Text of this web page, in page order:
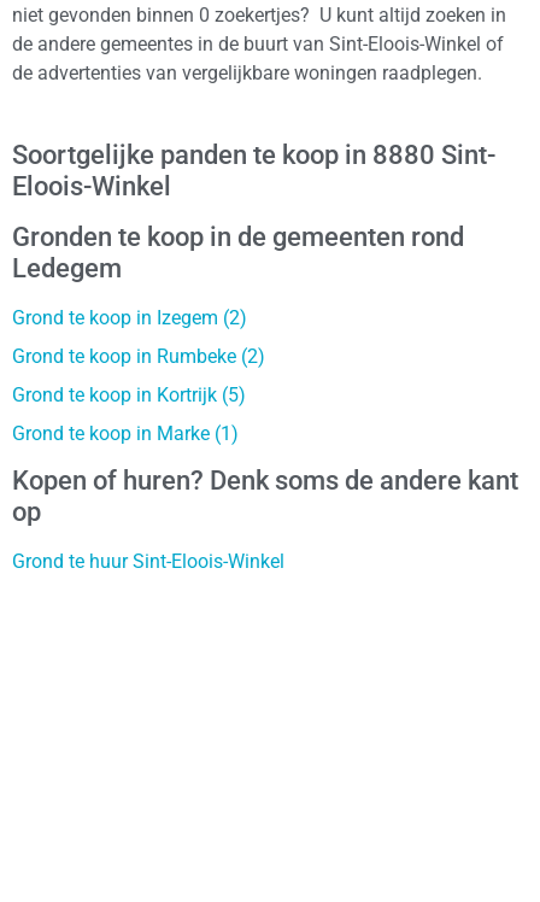
niet gevonden binnen 0 zoekertjes? U kunt altijd zoeken in
de andere gemeentes in de buurt van Sint-Eloois-Winkel of
de advertenties van vergelijkbare woningen raadplegen.
Soortgelijke panden te koop in 8880 Sint-
Eloois-Winkel
Gronden te koop in de gemeenten rond
Ledegem
Grond te koop in Izegem (2)
Grond te koop in Rumbeke (2)
Grond te koop in Kortrijk (5)
Grond te koop in Marke (1)
Kopen of huren? Denk soms de andere kant
op
Grond te huur Sint-Eloois-Winkel